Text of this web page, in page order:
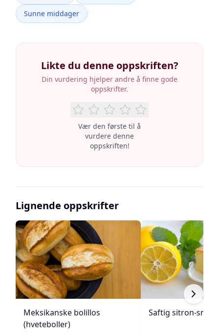
Sunne middager
Likte du denne oppskriften?
Din vurdering hjelper andre å finne gode
oppskrifter.
Vær den første til å
vurdere denne
oppskriften!
Lignende oppskrifter
Meksikanske bolillos
(hveteboller)
Saftig sitron-